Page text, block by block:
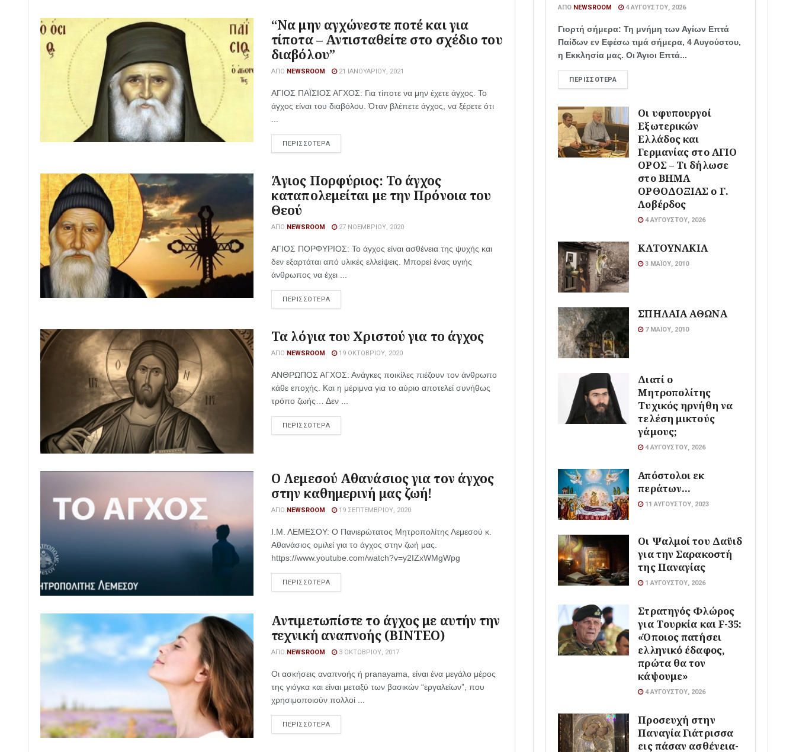
“Να μην αγχώνεστε ποτέ και για
τίποτα – Αντισταθείτε στο σχέδιο του
διαβόλου”
ΑΠΌ NEWSROOM 21 ΙΑΝΟΥΑΡΊΟΥ, 2021
ΑΓΙΟΣ ΠΑΪΣΙΟΣ ΑΓΧΟΣ: Για τίποτε να μην έχετε άγχος. Το
άγχος είναι του διαβόλου. Όταν βλέπετε άγχος, να ξέρετε ότι
ΠΕΡΙΣΣΟΤΕΡΑ
Άγιος Πορφύριος: Το άγχος
καταπολεμείται με την Πρόνοια του
Θεού
ΑΠΌ NEWSROOM 27 ΝΟΕΜΒΡΊΟΥ, 2020
ΑΓΙΟΣ ΠΟΡΦΥΡΙΟΣ: Το άγχος είναι ασθένεια της ψυχής και
δεν εξαρτάται από υλικές ελλείψεις. Μπορεί ένας υγιής
άνθρωπος να έχει ...
ΠΕΡΙΣΣΟΤΕΡΑ
Τα λόγια του Χριστού για το άγχος
ΑΠΌ NEWSROOM 19 ΟΚΤΩΒΡΊΟΥ, 2020
ΑΝΘΡΩΠΟΣ ΑΓΧΟΣ: Ανάγκες ποικίλες πιέζουν τον άνθρωπο
κάθε εποχής. Και η μέριμνα για το αύριο αποτελεί συνήθως
τρόπο ζωής… Δεν ...
ΠΕΡΙΣΣΟΤΕΡΑ
Ο Λεμεσού Αθανάσιος για τον άγχος
στην καθημερινή μας ζωή!
ΑΠΌ NEWSROOM 19 ΣΕΠΤΕΜΒΡΊΟΥ, 2020
Ι.Μ. ΛΕΜΕΣΟΥ: Ο Πανιερώτατος Μητροπολίτης Λεμεσού κ.
Αθανάσιος ομιλεί για το άγχος στην ζωή μας.
https://www.youtube.com/watch?v=y2IZxWMgWpg
ΠΕΡΙΣΣΟΤΕΡΑ
Αντιμετωπίστε το άγχος με αυτήν την
τεχνική αναπνοής (ΒΙΝΤΕΟ)
ΑΠΌ NEWSROOM 3 ΟΚΤΩΒΡΊΟΥ, 2017
Οι ασκήσεις αναπνοής ή pranayama, είναι ένα μεγάλο μέρος
της γιόγκα και είναι μεταξύ των βασικών “εργαλείων”, που
χρησιμοποιούν πολλοί ...
ΠΕΡΙΣΣΟΤΕΡΑ
ΑΠΌ NEWSROOM 4 ΑΥΓΟΎΣΤΟΥ, 2026
Γιορτή σήμερα: Τη μνήμη των Αγίων Επτά
Παίδων εν Εφέσω τιμά σήμερα, 4 Αυγούστου,
η Εκκλησία μας. Οι Άγιοι Επτά...
ΠΕΡΙΣΣΌΤΕΡΑ
Οι υφυπουργοί
Εξωτερικών
Ελλάδος και
Γερμανίας στο ΑΓΙΟ
ΟΡΟΣ – Τι δήλωσε
στο ΒΗΜΑ
ΟΡΘΟΔΟΞΙΑΣ ο Γ.
Λοβέρδος
4 ΑΥΓΟΎΣΤΟΥ, 2026
ΚΑΤΟΥΝΑΚΙΑ
3 ΜΑΪ́ΟΥ, 2010
ΣΠΗΛΑΙΑ ΑΘΩΝΑ
7 ΜΑΪ́ΟΥ, 2010
Διατί ο
Μητροπολίτης
Τυχικός ηρνήθη να
τελέση μικτούς
γάμους;
4 ΑΥΓΟΎΣΤΟΥ, 2026
Απόστολοι εκ
περάτων…
11 ΑΥΓΟΎΣΤΟΥ, 2023
Οι Ψαλμοί του Δαϋιδ
για την Σαρακοστή
της Παναγίας
1 ΑΥΓΟΎΣΤΟΥ, 2026
Στρατηγός Φλώρος
για Τουρκία και F-35:
«Όποιος πατήσει
ελληνικό έδαφος,
πρώτα θα τον
κάψουμε»
4 ΑΥΓΟΎΣΤΟΥ, 2026
Προσευχή στην
Παναγία Γιάτρισσα
εις πάσαν ασθένεια-